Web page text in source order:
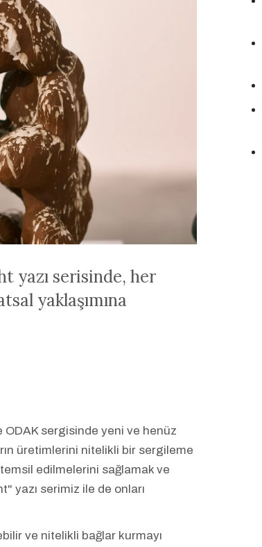
yazı serisinde, her
yaklaşımına
ODAK sergisinde yeni ve henüz
üretimlerini nitelikli bir sergileme
edilmelerini sağlamak ve
yazı serimiz ile de onları
ve nitelikli bağlar kurmayı